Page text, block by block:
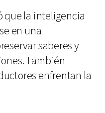
que la inteligencia
en una
saberes y
También
enfrentan la